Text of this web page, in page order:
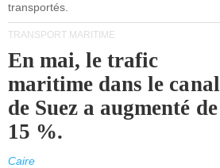
transportés.
TRANSPORT MARITIME
En mai, le trafic
maritime dans le canal
de Suez a augmenté de
15 %.
Caire